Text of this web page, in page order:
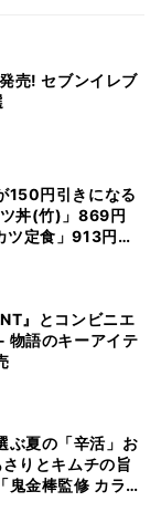
売! セブンイレブ
150円引きになる
ツ丼(竹)」869円
定食」913円
』とコンビニエ
物語のキーアイテ
ぶ夏の「辛活」お
りとキムチの旨
鬼金棒監修 カラシ
辛さがやみつき!